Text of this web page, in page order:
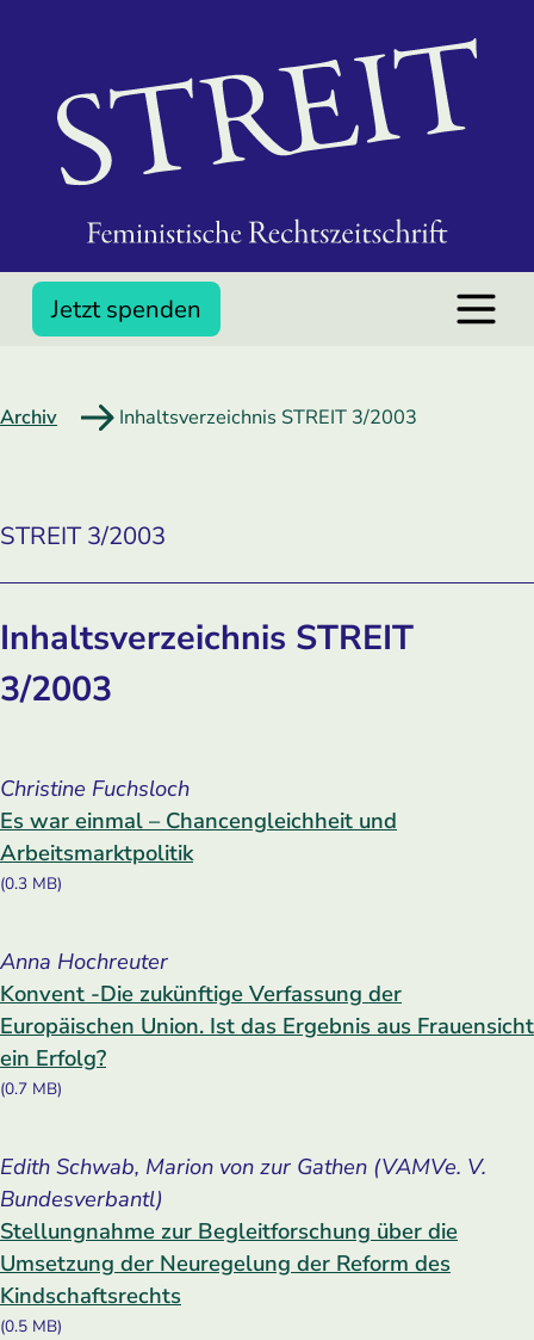
Jetzt spenden
Archiv Inhaltsverzeichnis STREIT 3/2003
STREIT 3/2003
Inhaltsverzeichnis STREIT
3/2003
Christine Fuchsloch
Es war einmal – Chancengleichheit und
Arbeitsmarktpolitik
(0.3 MB)
Anna Hochreuter
Konvent -Die zukünftige Verfassung der
Europäischen Union. Ist das Ergebnis aus Frauensicht
ein Erfolg?
(0.7 MB)
Edith Schwab, Marion von zur Gathen (VAMVe. V.
Bundesverbantl)
Stellungnahme zur Begleitforschung über die
Umsetzung der Neuregelung der Reform des
Kindschaftsrechts
(0.5 MB)